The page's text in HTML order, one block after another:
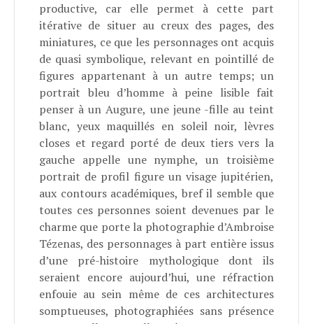
productive, car elle permet à cette part
itérative de situer au creux des pages, des
miniatures, ce que les personnages ont acquis
de quasi symbolique, relevant en pointillé de
figures appartenant à un autre temps; un
portrait bleu d’homme à peine lisible fait
penser à un Augure, une jeune -fille au teint
blanc, yeux maquillés en soleil noir, lèvres
closes et regard porté de deux tiers vers la
gauche appelle une nymphe, un troisième
portrait de profil figure un visage jupitérien,
aux contours académiques, bref il semble que
toutes ces personnes soient devenues par le
charme que porte la photographie d’Ambroise
Tézenas, des personnages à part entière issus
d’une pré-histoire mythologique dont ils
seraient encore aujourd’hui, une réfraction
enfouie au sein même de ces architectures
somptueuses, photographiées sans présence